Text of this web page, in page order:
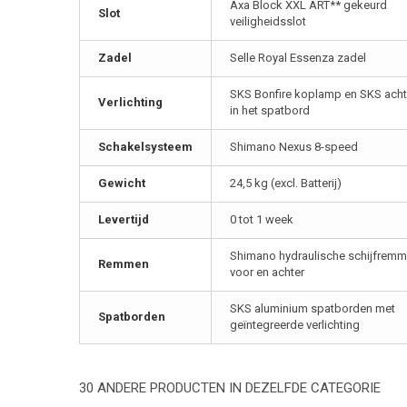
Slot
Axa Block XXL ART** gekeurd
veiligheidsslot
Zadel Selle Royal Essenza zadel
Verlichting
SKS Bonfire koplamp en SKS
in het spatbord
Schakelsysteem Shimano Nexus 8-speed
Gewicht 24,5 kg (excl. Batterij)
Levertijd 0 tot 1 week
Remmen
Shimano hydraulische
voor en achter
Spatborden
SKS aluminium spatborden met
geïntegreerde verlichting
30 ANDERE PRODUCTEN IN DEZELFDE CATEGORIE